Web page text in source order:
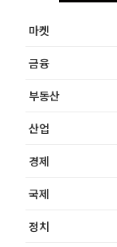
마켓
금융
부동산
산업
경제
국제
정치